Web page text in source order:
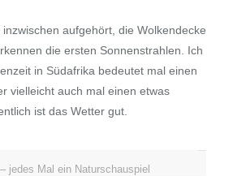
aufgehört, die Wolkendecke
die ersten Sonnenstrahlen. Ich
in Südafrika bedeutet mal einen
vielleicht auch mal einen etwas
ist das Wetter gut.
jedes Mal ein Naturschauspiel